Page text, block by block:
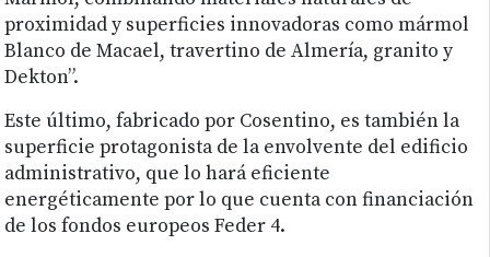
proximidad y superficies innovadoras como mármol
Blanco de Macael, travertino de Almería, granito y
Dekton”.
Este último, fabricado por Cosentino, es también la
superficie protagonista de la envolvente del edificio
administrativo, que lo hará eficiente
energéticamente por lo que cuenta con financiación
de los fondos europeos Feder 4.